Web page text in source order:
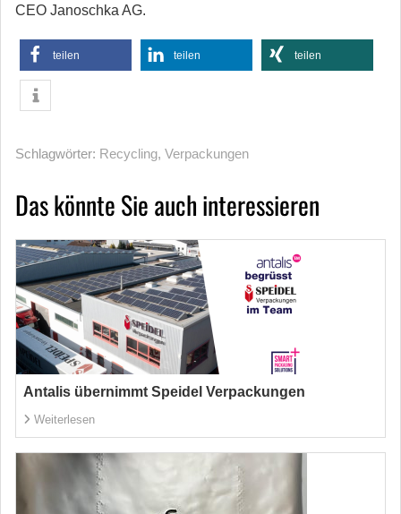
CEO Janoschka AG.
teilen teilen teilen
Schlagwörter: Recycling, Verpackungen
Das könnte Sie auch interessieren
Antalis übernimmt Speidel Verpackungen
Weiterlesen